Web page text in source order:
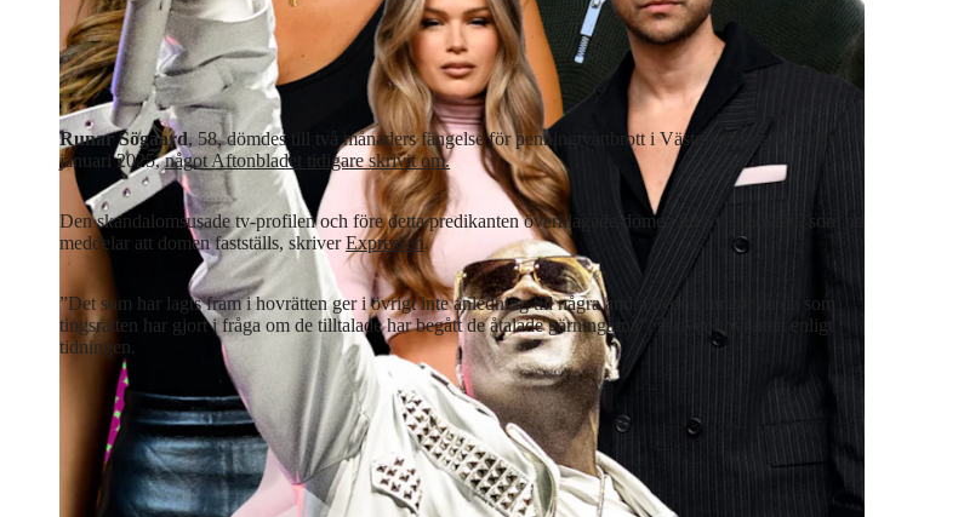
Runar Sögaard, 58, dömdes till två månaders fängelse för penningtvättbrott i Västmanlands tingsrätt i
januari 2025,något Aftonbladet tidigare skrivit om.
Den skandalomsusade tv-profilen och före detta predikanten överklagade domen till Svea hovrätt, som nu
meddelar att domen fastställs, skriverExpressen.
”Det som har lagts fram i hovrätten ger i övrigt inte anledning till några andra bedömningar än de som
tingsrätten har gjort i fråga om de tilltalade har begått de åtalade gärningarna”, skriver hovrätten enligt
tidningen.